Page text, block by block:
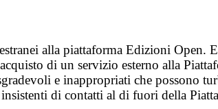
alla piattaforma Edizioni Open.
di un servizio esterno alla
e inappropriati che possono
di contatti al di fuori della